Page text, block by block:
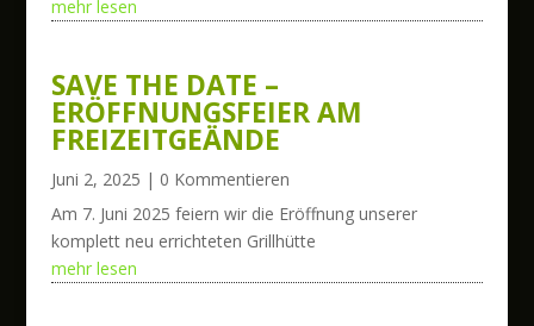
mehr lesen
SAVE THE DATE –
ERÖFFNUNGSFEIER AM
FREIZEITGEÄNDE
Juni 2, 2025 | 0 Kommentieren
Am 7. Juni 2025 feiern wir die Eröffnung unserer
komplett neu errichteten Grillhütte
mehr lesen